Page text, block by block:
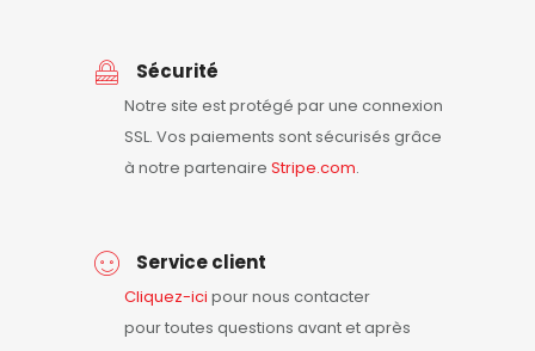
Sécurité
Notre site est protégé par une connexion
SSL. Vos paiements sont sécurisés grâce
à notre partenaire Stripe.com.
Service client
Cliquez-ici pour nous contacter
pour toutes questions avant et après